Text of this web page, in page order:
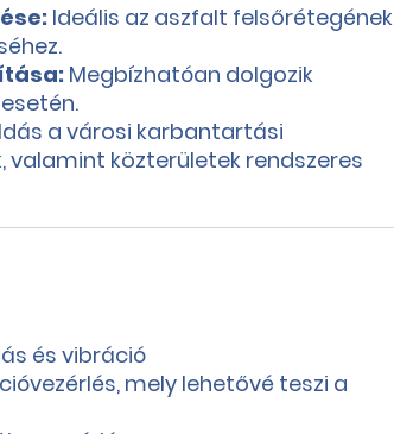
Ideális az aszfalt felsőrétegének
Megbízhatóan dolgozik
a városi karbantartási
közterületek rendszeres
és vibráció
mely lehetővé teszi a